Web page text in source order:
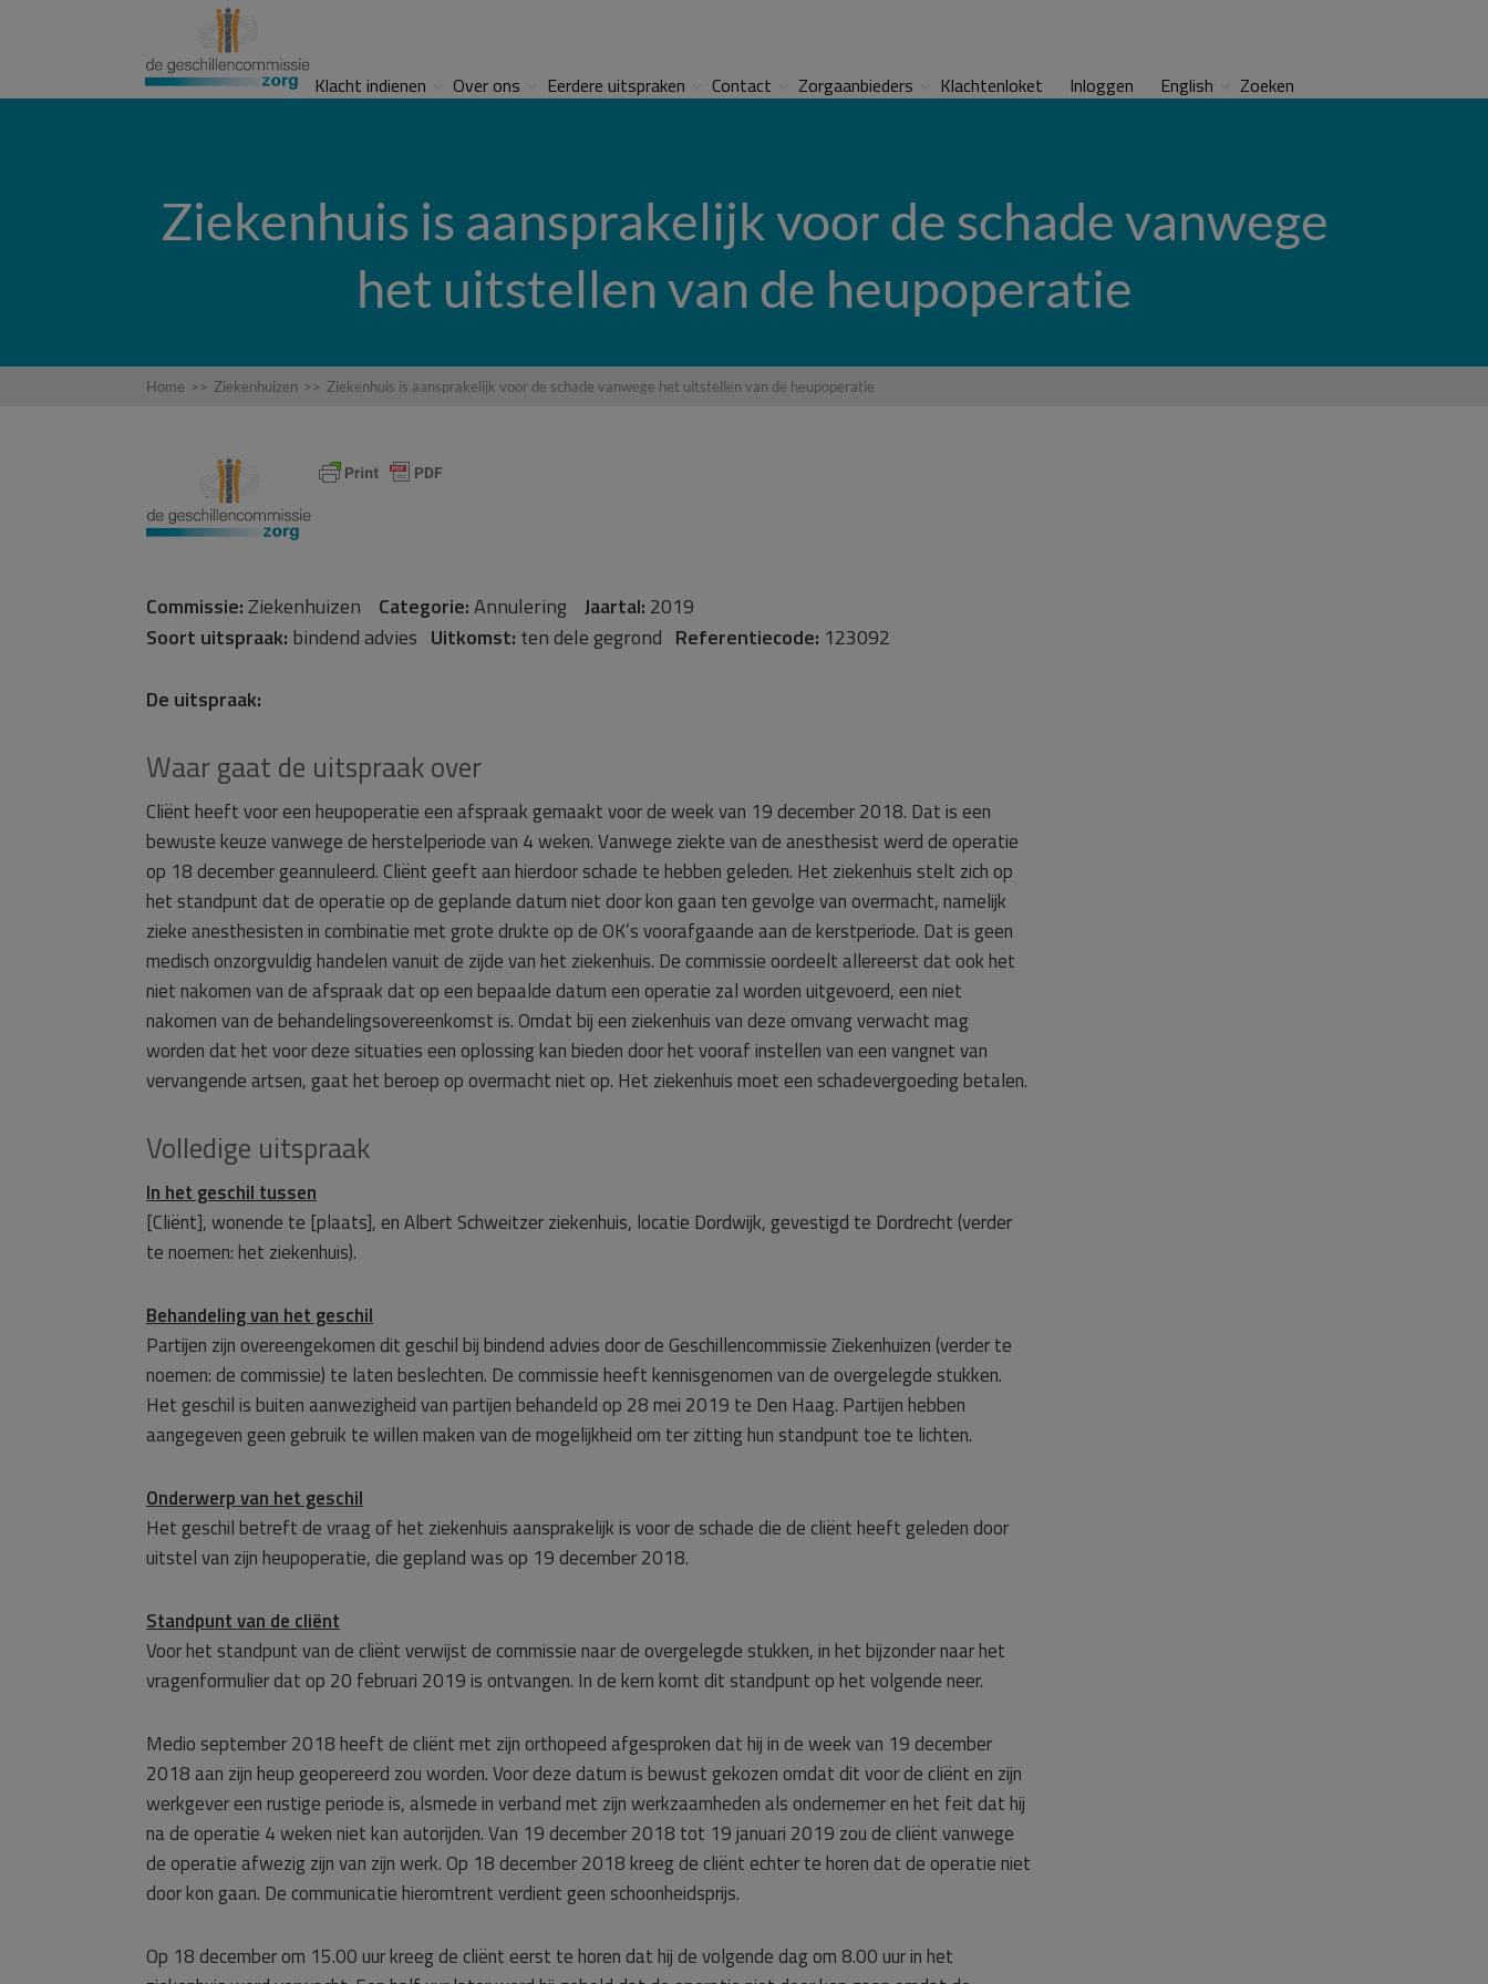
Klacht indienen Over ons Eerdere uitspraken Contact Zorgaanbieders Klachtenloket Inloggen English Zoeken
Ziekenhuis is aansprakelijk voor de schade vanwege
het uitstellen van de heupoperatie
Home >> Ziekenhuizen >> Ziekenhuis is aansprakelijk voor de schade vanwege het uitstellen van de heupoperatie
Commissie:Ziekenhuizen Categorie:Annulering Jaartal: 2019
Soort uitspraak: bindend advies Uitkomst: ten dele gegrond Referentiecode: 123092
De uitspraak:
Waar gaat de uitspraak over
Cliënt heeft voor een heupoperatie een afspraak gemaakt voor de week van 19 december 2018. Dat is een
bewuste keuze vanwege de herstelperiode van 4 weken. Vanwege ziekte van de anesthesist werd de operatie
op 18 december geannuleerd. Cliënt geeft aan hierdoor schade te hebben geleden. Het ziekenhuis stelt zich op
het standpunt dat de operatie op de geplande datum niet door kon gaan ten gevolge van overmacht, namelijk
zieke anesthesisten in combinatie met grote drukte op de OK’s voorafgaande aan de kerstperiode. Dat is geen
medisch onzorgvuldig handelen vanuit de zijde van het ziekenhuis. De commissie oordeelt allereerst dat ook het
niet nakomen van de afspraak dat op een bepaalde datum een operatie zal worden uitgevoerd, een niet
nakomen van de behandelingsovereenkomst is. Omdat bij een ziekenhuis van deze omvang verwacht mag
worden dat het voor deze situaties een oplossing kan bieden door het vooraf instellen van een vangnet van
vervangende artsen, gaat het beroep op overmacht niet op. Het ziekenhuis moet een schadevergoeding betalen.
Volledige uitspraak
In het geschil tussen
[Cliënt], wonende te [plaats], en Albert Schweitzer ziekenhuis, locatie Dordwijk, gevestigd te Dordrecht (verder
te noemen: het ziekenhuis).
Behandeling van het geschil
Partijen zijn overeengekomen dit geschil bij bindend advies door de Geschillencommissie Ziekenhuizen (verder te
noemen: de commissie) te laten beslechten. De commissie heeft kennisgenomen van de overgelegde stukken.
Het geschil is buiten aanwezigheid van partijen behandeld op 28 mei 2019 te Den Haag. Partijen hebben
aangegeven geen gebruik te willen maken van de mogelijkheid om ter zitting hun standpunt toe te lichten.
Onderwerp van het geschil
Het geschil betreft de vraag of het ziekenhuis aansprakelijk is voor de schade die de cliënt heeft geleden door
uitstel van zijn heupoperatie, die gepland was op 19 december 2018.
Standpunt van de cliënt
Voor het standpunt van de cliënt verwijst de commissie naar de overgelegde stukken, in het bijzonder naar het
vragenformulier dat op 20 februari 2019 is ontvangen. In de kern komt dit standpunt op het volgende neer.
Medio september 2018 heeft de cliënt met zijn orthopeed afgesproken dat hij in de week van 19 december
2018 aan zijn heup geopereerd zou worden. Voor deze datum is bewust gekozen omdat dit voor de cliënt en zijn
werkgever een rustige periode is, alsmede in verband met zijn werkzaamheden als ondernemer en het feit dat hij
na de operatie 4 weken niet kan autorijden. Van 19 december 2018 tot 19 januari 2019 zou de cliënt vanwege
de operatie afwezig zijn van zijn werk. Op 18 december 2018 kreeg de cliënt echter te horen dat de operatie niet
door kon gaan. De communicatie hieromtrent verdient geen schoonheidsprijs.
Op 18 december om 15.00 uur kreeg de cliënt eerst te horen dat hij de volgende dag om 8.00 uur in het